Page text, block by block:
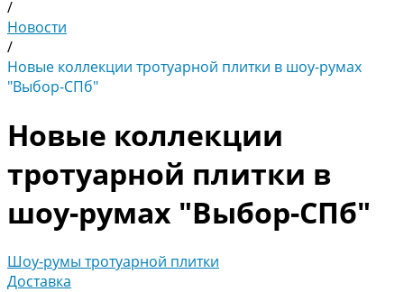
/
Новости
/
Новые коллекции тротуарной плитки в шоу-румах
"Выбор-СПб"
Новые коллекции
тротуарной плитки в
шоу-румах "Выбор-СПб"
Шоу-румы тротуарной плитки
Доставка